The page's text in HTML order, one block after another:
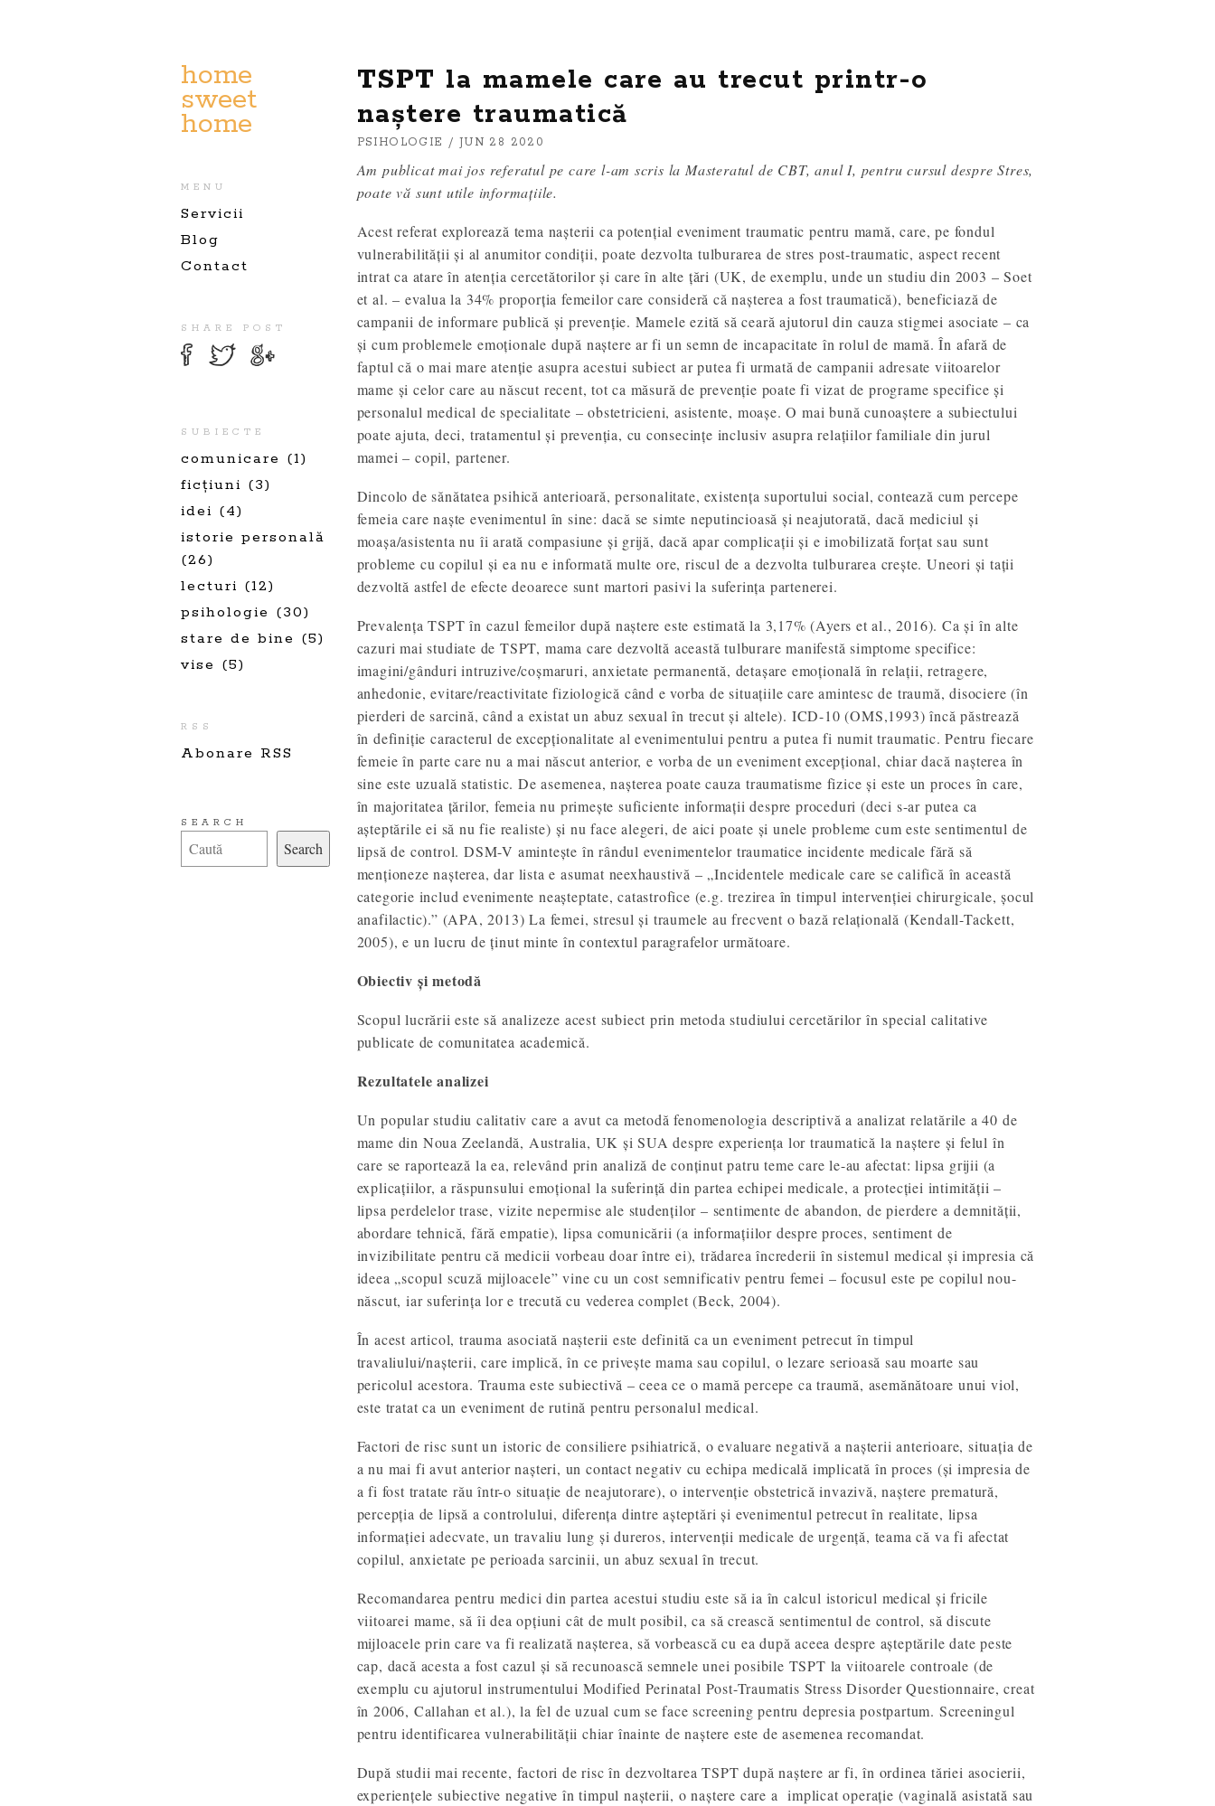
home
sweet
home
MENU
Servicii
Blog
Contact
SHARE POST
SUBIECTE
comunicare (1)
ficțiuni (3)
idei (4)
istorie personală
(26)
lecturi (12)
psihologie (30)
stare de bine (5)
vise (5)
RSS
Abonare RSS
SEARCH
Search
TSPT la mamele care au trecut printr-o
naștere traumatică
PSIHOLOGIE / JUN 28 2020
Am publicat mai jos referatul pe care l-am scris la Masteratul de CBT, anul I, pentru cursul despre Stres,
poate vă sunt utile informațiile.
Acest referat explorează tema nașterii ca potențial eveniment traumatic pentru mamă, care, pe fondul
vulnerabilității și al anumitor condiții, poate dezvolta tulburarea de stres post-traumatic, aspect recent
intrat ca atare în atenția cercetătorilor și care în alte țări (UK, de exemplu, unde un studiu din 2003 – Soet
et al. – evalua la 34% proporția femeilor care consideră că nașterea a fost traumatică), beneficiază de
campanii de informare publică și prevenție. Mamele ezită să ceară ajutorul din cauza stigmei asociate – ca
și cum problemele emoționale după naștere ar fi un semn de incapacitate în rolul de mamă. În afară de
faptul că o mai mare atenție asupra acestui subiect ar putea fi urmată de campanii adresate viitoarelor
mame și celor care au născut recent, tot ca măsură de prevenție poate fi vizat de programe specifice și
personalul medical de specialitate – obstetricieni, asistente, moașe. O mai bună cunoaștere a subiectului
poate ajuta, deci, tratamentul și prevenția, cu consecințe inclusiv asupra relațiilor familiale din jurul
mamei – copil, partener.
Dincolo de sănătatea psihică anterioară, personalitate, existența suportului social, contează cum percepe
femeia care naște evenimentul în sine: dacă se simte neputincioasă și neajutorată, dacă mediciul și
moașa/asistenta nu îi arată compasiune și grijă, dacă apar complicații și e imobilizată forțat sau sunt
probleme cu copilul și ea nu e informată multe ore, riscul de a dezvolta tulburarea crește. Uneori și tații
dezvoltă astfel de efecte deoarece sunt martori pasivi la suferința partenerei.
Prevalența TSPT în cazul femeilor după naștere este estimată la 3,17% (Ayers et al., 2016). Ca și în alte
cazuri mai studiate de TSPT, mama care dezvoltă această tulburare manifestă simptome specifice:
imagini/gânduri intruzive/coșmaruri, anxietate permanentă, detașare emoțională în relații, retragere,
anhedonie, evitare/reactivitate fiziologică când e vorba de situațiile care amintesc de traumă, disociere (în
pierderi de sarcină, când a existat un abuz sexual în trecut și altele). ICD-10 (OMS,1993) încă păstrează
în definiție caracterul de excepționalitate al evenimentului pentru a putea fi numit traumatic. Pentru fiecare
femeie în parte care nu a mai născut anterior, e vorba de un eveniment excepțional, chiar dacă nașterea în
sine este uzuală statistic. De asemenea, nașterea poate cauza traumatisme fizice și este un proces în care,
în majoritatea țărilor, femeia nu primește suficiente informații despre proceduri (deci s-ar putea ca
așteptările ei să nu fie realiste) și nu face alegeri, de aici poate și unele probleme cum este sentimentul de
lipsă de control. DSM-V amintește în rândul evenimentelor traumatice incidente medicale fără să
menționeze nașterea, dar lista e asumat neexhaustivă – „Incidentele medicale care se califică în această
categorie includ evenimente neașteptate, catastrofice (e.g. trezirea în timpul intervenției chirurgicale, șocul
anafilactic).” (APA, 2013) La femei, stresul și traumele au frecvent o bază relațională (Kendall-Tackett,
2005), e un lucru de ținut minte în contextul paragrafelor următoare.
Obiectiv și metodă
Scopul lucrării este să analizeze acest subiect prin metoda studiului cercetărilor în special calitative
publicate de comunitatea academică.
Rezultatele analizei
Un popular studiu calitativ care a avut ca metodă fenomenologia descriptivă a analizat relatările a 40 de
mame din Noua Zeelandă, Australia, UK și SUA despre experiența lor traumatică la naștere și felul în
care se raportează la ea, relevând prin analiză de conținut patru teme care le-au afectat: lipsa grijii (a
explicațiilor, a răspunsului emoțional la suferință din partea echipei medicale, a protecției intimității –
lipsa perdelelor trase, vizite nepermise ale studenților – sentimente de abandon, de pierdere a demnității,
abordare tehnică, fără empatie), lipsa comunicării (a informațiilor despre proces, sentiment de
invizibilitate pentru că medicii vorbeau doar între ei), trădarea încrederii în sistemul medical și impresia că
ideea „scopul scuză mijloacele” vine cu un cost semnificativ pentru femei – focusul este pe copilul nou-
născut, iar suferința lor e trecută cu vederea complet (Beck, 2004).
În acest articol, trauma asociată nașterii este definită ca un eveniment petrecut în timpul
travaliului/nașterii, care implică, în ce privește mama sau copilul, o lezare serioasă sau moarte sau
pericolul acestora. Trauma este subiectivă – ceea ce o mamă percepe ca traumă, asemănătoare unui viol,
este tratat ca un eveniment de rutină pentru personalul medical.
Factori de risc sunt un istoric de consiliere psihiatrică, o evaluare negativă a nașterii anterioare, situația de
a nu mai fi avut anterior nașteri, un contact negativ cu echipa medicală implicată în proces (și impresia de
a fi fost tratate rău într-o situație de neajutorare), o intervenție obstetrică invazivă, naștere prematură,
percepția de lipsă a controlului, diferența dintre așteptări și evenimentul petrecut în realitate, lipsa
informației adecvate, un travaliu lung și dureros, intervenții medicale de urgență, teama că va fi afectat
copilul, anxietate pe perioada sarcinii, un abuz sexual în trecut.
Recomandarea pentru medici din partea acestui studiu este să ia în calcul istoricul medical și fricile
viitoarei mame, să îi dea opțiuni cât de mult posibil, ca să crească sentimentul de control, să discute
mijloacele prin care va fi realizată nașterea, să vorbească cu ea după aceea despre așteptările date peste
cap, dacă acesta a fost cazul și să recunoască semnele unei posibile TSPT la viitoarele controale (de
exemplu cu ajutorul instrumentului Modified Perinatal Post-Traumatis Stress Disorder Questionnaire, creat
în 2006, Callahan et al.), la fel de uzual cum se face screening pentru depresia postpartum. Screeningul
pentru identificarea vulnerabilității chiar înainte de naștere este de asemenea recomandat.
După studii mai recente, factori de risc în dezvoltarea TSPT după naștere ar fi, în ordinea tăriei asocierii,
experiențele subiective negative în timpul nașterii, o naștere care a implicat operație (vaginală asistată sau